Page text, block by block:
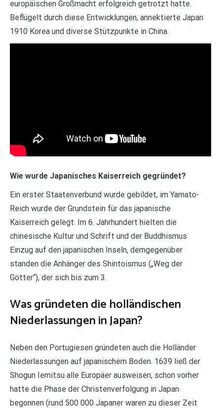
europäischen Großmacht erfolgreich getrotzt hatte.
Beflügelt durch diese Entwicklungen, annektierte Japan
1910 Korea und diverse Stützpunkte in China.
Wie wurde Japanisches Kaiserreich gegründet?
Ein erster Staatenverbund wurde gebildet, im Yamato-
Reich wurde der Grundstein für das japanische
Kaiserreich gelegt. Im 6. Jahrhundert hielten die
chinesische Kultur und Schrift und der Buddhismus
Einzug auf den japanischen Inseln, demgegenüber
standen die Anhänger des Shintoismus („Weg der
Götter“), der sich bis zum 3.
Was gründeten die holländischen
Niederlassungen in Japan?
Neben den Portugiesen gründeten auch die Holländer
Niederlassungen auf japanischem Boden. 1639 ließ der
Shogun Iemitsu alle Europäer ausweisen, schon vorher
hatte die Phase der Christenverfolgung in Japan
begonnen (rund 500 000 Japaner waren zu dieser Zeit